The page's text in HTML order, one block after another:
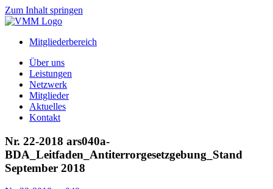
Zum Inhalt springen
Mitgliederbereich
Über uns
Leistungen
Netzwerk
Mitglieder
Aktuelles
Kontakt
Nr. 22-2018 ars040a-
BDA_Leitfaden_Antiterrorgesetzgebung_Stand
September 2018